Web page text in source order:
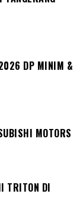
DP MINIM &
MOTORS
TRITON DI